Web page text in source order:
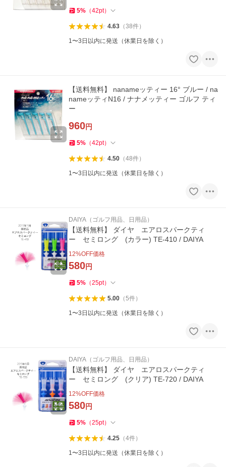
5% （42pt）
4.63（38件）
1〜3日以内に発送（休業日を除く）
【送料無料】 nanameッティー 16° ブルー / na
nameッティN16 / ナナメッティー ゴルフ ティ
ー
960円
5% （42pt）
4.50（48件）
1〜3日以内に発送（休業日を除く）
DAIYA（ゴルフ用品、日用品）
【送料無料】 ダイヤ エアロスパークティ
ー セミロング (カラー) TE-410 / DAIYA
12%OFF価格
580円
5% （25pt）
5.00（5件）
1〜3日以内に発送（休業日を除く）
DAIYA（ゴルフ用品、日用品）
【送料無料】 ダイヤ エアロスパークティ
ー セミロング (クリア) TE-720 / DAIYA
12%OFF価格
580円
5% （25pt）
4.25（4件）
1〜3日以内に発送（休業日を除く）